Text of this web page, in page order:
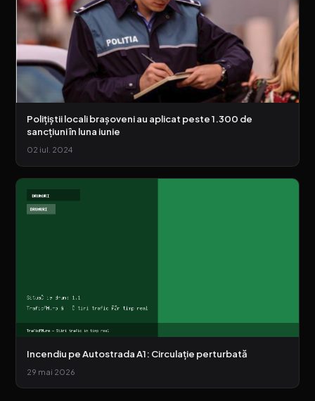
Polițiștii locali brașoveni au aplicat peste 1.300 de
sancțiuni în luna iunie
02 iul. 2024
Incendiu pe Autostrada A1: Circulație perturbată
29 mai 2026